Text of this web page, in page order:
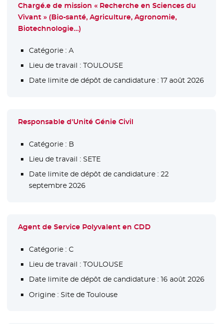
Chargé.e de mission « Recherche en Sciences du
Vivant » (Bio-santé, Agriculture, Agronomie,
Biotechnologie…)
Catégorie : A
Lieu de travail : TOULOUSE
Date limite de dépôt de candidature : 17 août 2026
Responsable d'Unité Génie Civil
Catégorie : B
Lieu de travail : SETE
Date limite de dépôt de candidature : 22
septembre 2026
Agent de Service Polyvalent en CDD
Catégorie : C
Lieu de travail : TOULOUSE
Date limite de dépôt de candidature : 16 août 2026
Origine : Site de Toulouse